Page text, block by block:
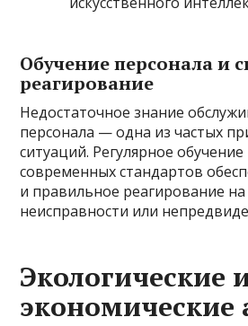
Обучение персонала и
реагирование
Недостаточное знание
персонала — одна из частых
ситуаций. Регулярное
современных стандартов
и правильное реагирование
неисправности или
Экологические
экономические